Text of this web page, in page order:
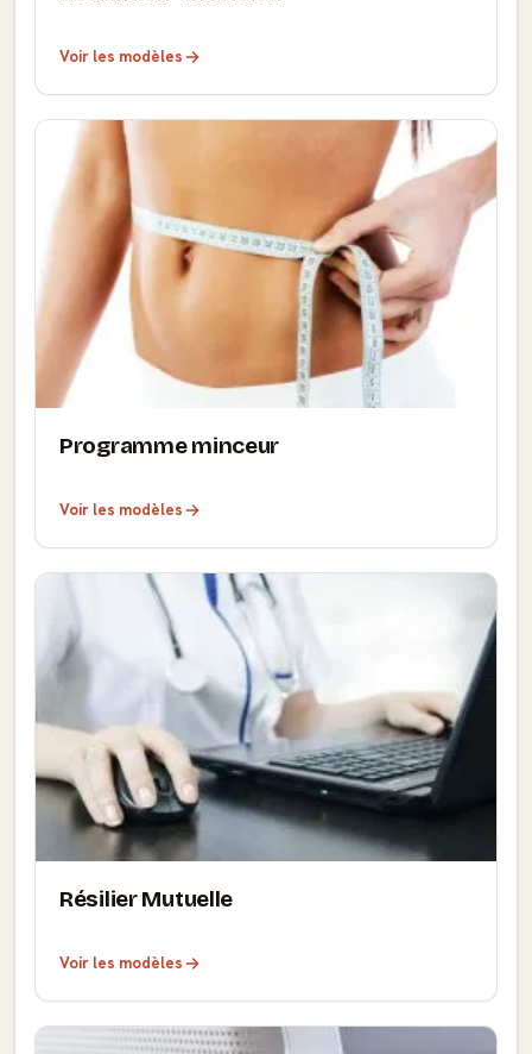
Voir les modèles
Programme minceur
Voir les modèles
Résilier Mutuelle
Voir les modèles